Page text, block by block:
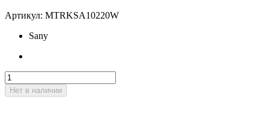
Артикул: MTRKSA10220W
Sany
Нет в наличии